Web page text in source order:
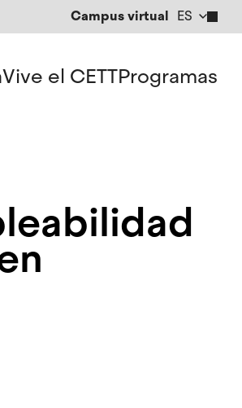
Campus virtual ES
CA
Vive el CETTProgramas